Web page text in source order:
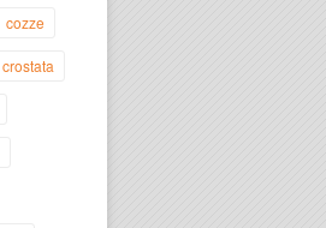
cozze
crostata